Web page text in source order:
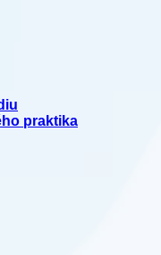
praktika